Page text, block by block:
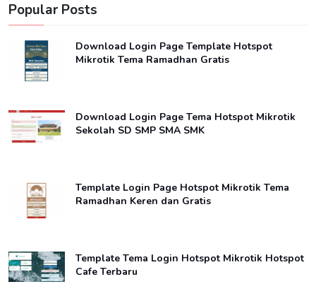
Popular Posts
Download Login Page Template Hotspot
Mikrotik Tema Ramadhan Gratis
Download Login Page Tema Hotspot Mikrotik
Sekolah SD SMP SMA SMK
Template Login Page Hotspot Mikrotik Tema
Ramadhan Keren dan Gratis
Template Tema Login Hotspot Mikrotik Hotspot
Cafe Terbaru